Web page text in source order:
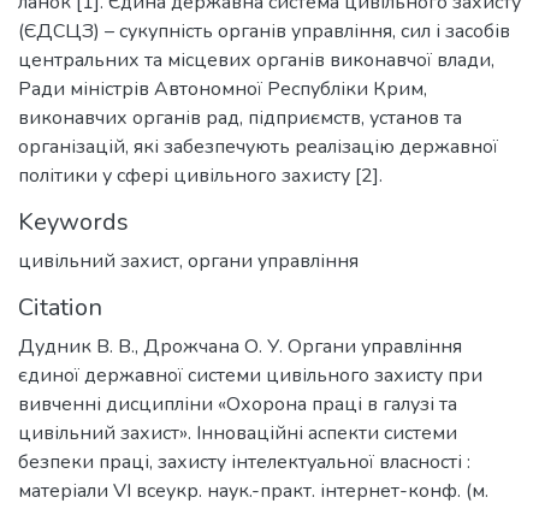
(ЄДСЦЗ) – сукупність органів управління, сил і засобів
центральних та місцевих органів виконавчої влади,
Ради міністрів Автономної Республіки Крим,
виконавчих органів рад, підприємств, установ та
організацій, які забезпечують реалізацію державної
політики у сфері цивільного захисту [2].
Keywords
цивільний захист, органи управління
Citation
Дудник В. В., Дрожчана О. У. Органи управління
єдиної державної системи цивільного захисту при
вивченні дисципліни «Охорона праці в галузі та
цивільний захист». Інноваційні аспекти системи
безпеки праці, захисту інтелектуальної власності :
матеріали VІ всеукр. наук.-практ. інтернет-конф. (м.